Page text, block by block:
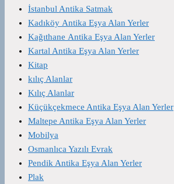
İstanbul Antika Satmak
Kadıköy Antika Eşya Alan Yerler
Kağıthane Antika Eşya Alan Yerler
Kartal Antika Eşya Alan Yerler
Kitap
kılıç Alanlar
Kılıç Alanlar
Küçükçekmece Antika Eşya Alan Yerler
Maltepe Antika Eşya Alan Yerler
Mobilya
Osmanlıca Yazılı Evrak
Pendik Antika Eşya Alan Yerler
Plak